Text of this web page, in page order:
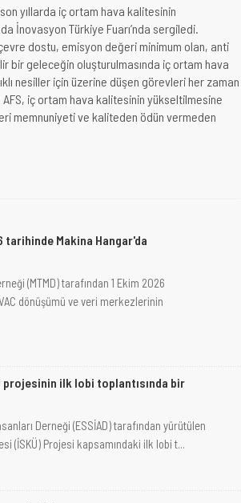
yıllarda iç ortam hava kalitesinin
İnovasyon Türkiye Fuarı’nda sergiledi.
dostu, emisyon değeri minimum olan, anti
bir geleceğin oluşturulmasında iç ortam hava
nesiller için üzerine düşen görevleri her zaman
iç ortam hava kalitesinin yükseltilmesine
memnuniyeti ve kaliteden ödün vermeden
tarihinde Makina Hangar'da
(MTMD) tarafından 1 Ekim 2026
dönüşümü ve veri merkezlerinin
ilk lobi toplantısında bir
Derneği (ESSİAD) tarafından yürütülen
(İSKÜ) Projesi kapsamındaki ilk lobi t...